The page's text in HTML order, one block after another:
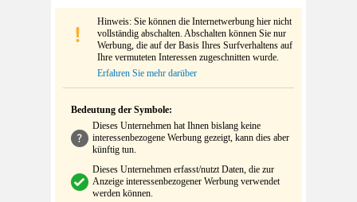
Hinweis: Sie können die Internetwerbung hier nicht
vollständig abschalten. Abschalten können Sie nur
Werbung, die auf der Basis Ihres Surfverhaltens auf
Ihre vermuteten Interessen zugeschnitten wurde.
Erfahren Sie mehr darüber
Bedeutung der Symbole:
Dieses Unternehmen hat Ihnen bislang keine
interessenbezogene Werbung gezeigt, kann dies aber
künftig tun.
Dieses Unternehmen erfasst/nutzt Daten, die zur
Anzeige interessenbezogener Werbung verwendet
werden können.